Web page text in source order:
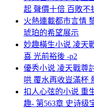
起 聲價十倍 百敗不
火熱連載都市言情
琥珀的希望展示
妙趣橫生小说 凌天
喜 光前裕後 -p2
優秀小说 凌天戰尊
哄 覆水再收豈滿杯
扣人心弦的小说 重
趣- 第563章 史诗级